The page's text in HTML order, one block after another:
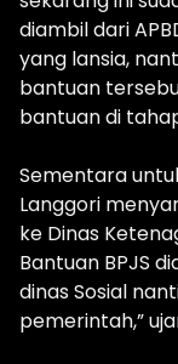
diambil dari
yang lansia,
bantuan
bantuan di
Sementara
Langgori
ke Dinas
Bantuan BPJS
dinas Sosial
pemerintah,”